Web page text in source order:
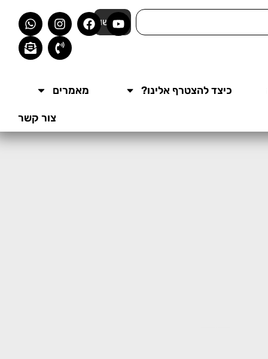
חפשו
כיצד להצטרף אלינו? מאמרים
צור קשר